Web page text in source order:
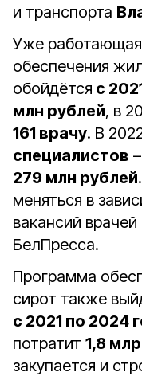
и транспорта
Уже работающая
обеспечения
обойдётся с
млн рублей, в
161 врачу. В
специалистов
279 млн рублей
меняться в
вакансий врачей
БелПресса.
Программа
сирот также
с 2021 по 2024
потратит 1,8
закупается и